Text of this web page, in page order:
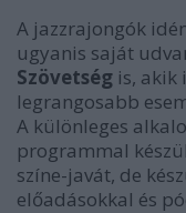
A jazzrajongók
ugyanis saját
Szövetség is, akik
legrangosabb
A különleges
programmal
színe-javát, de
előadásokkal és